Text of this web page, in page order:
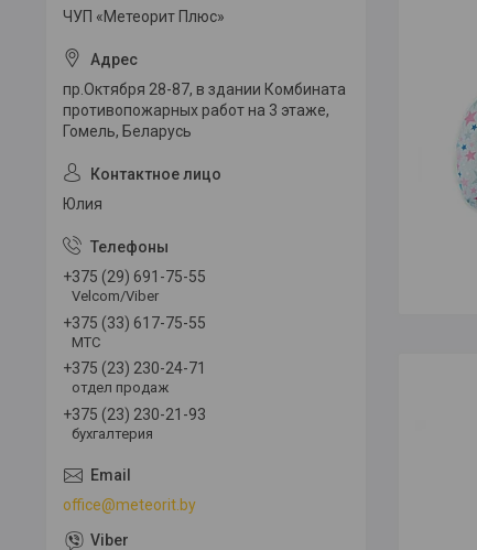
ЧУП «Метеорит Плюс»
пр.Октября 28-87, в здании Комбината
противопожарных работ на 3 этаже,
Гомель, Беларусь
Юлия
+375 (29) 691-75-55
Velcom/Viber
+375 (33) 617-75-55
МТС
+375 (23) 230-24-71
отдел продаж
+375 (23) 230-21-93
бухгалтерия
office@meteorit.by